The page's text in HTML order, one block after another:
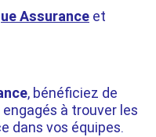
Assurance et
, bénéficiez de
à trouver les
dans vos équipes.